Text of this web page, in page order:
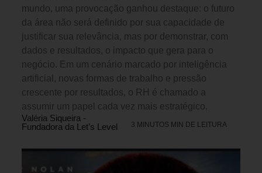
mundo, uma provocação ganhou destaque: o futuro
da área não será definido por sua capacidade de
justificar sua relevância, mas por demonstrar, com
dados e resultados, o impacto que gera para o
negócio. Em um cenário marcado por inteligência
artificial, novas formas de trabalho e pressão
crescente por resultados, o RH é chamado a
assumir um papel cada vez mais estratégico.
Valéria Siqueira -
Fundadora da Let’s Level
3 MINUTOS MIN DE LEITURA